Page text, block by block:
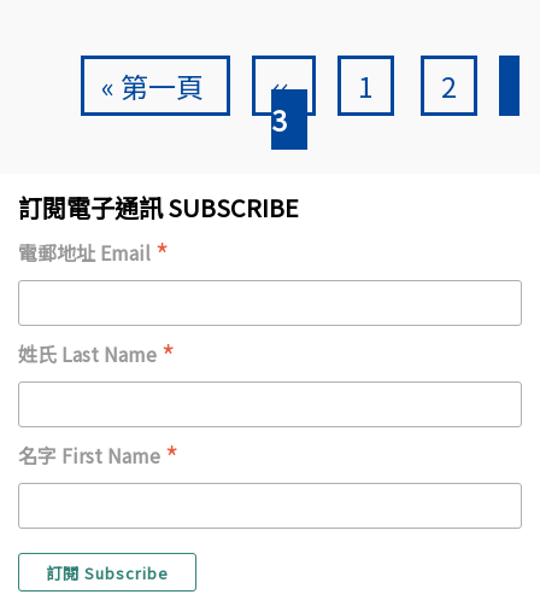
PaginationFirst page
« 第一頁 Previous page
‹‹ 頁面
1 頁面
2
3
訂閱電子通訊 SUBSCRIBE
電郵地址 Email *
姓氏 Last Name *
名字 First Name *